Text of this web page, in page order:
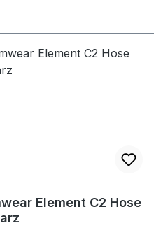
Element C2 Hose